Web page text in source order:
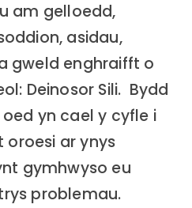
am gelloedd,
asidau,
gweld enghraifft o
Deinosor Sili. Bydd
yn cael y cyfle i
ar ynys
gymhwyso eu
problemau.